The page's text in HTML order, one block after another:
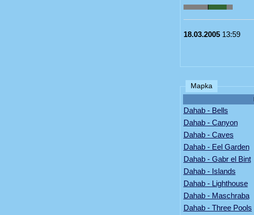
18.03.200513:59
Mapka
Dahab - Bells
Dahab - Canyon
Dahab - Caves
Dahab - Eel Garden
Dahab - Gabr el Bint
Dahab - Islands
Dahab - Lighthouse
Dahab - Maschraba
Dahab - Three Pools